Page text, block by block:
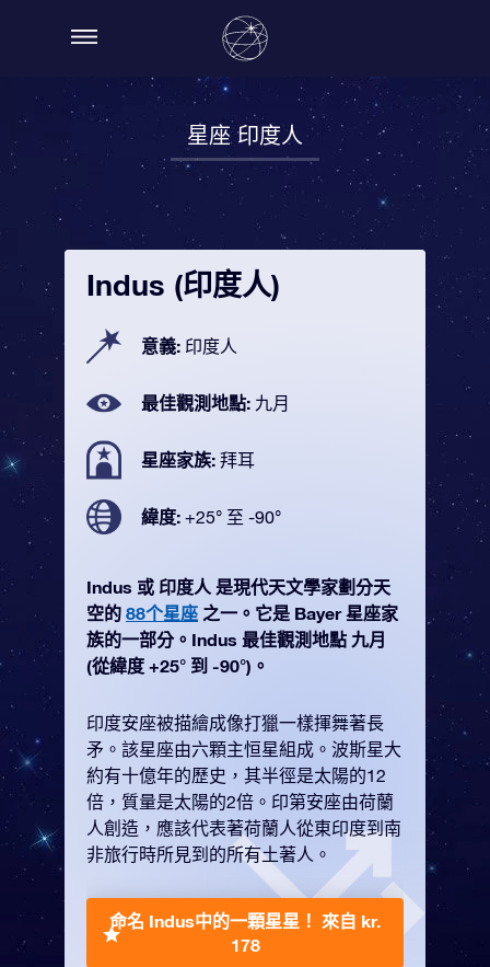
星座 印度人
Indus (印度人)
意義: 印度人
最佳觀測地點: 九月
星座家族: 拜耳
緯度: +25° 至 -90°
Indus 或 印度人 是現代天文學家劃分天
空的 88个星座 之一。它是 Bayer 星座家
族的一部分。Indus 最佳觀測地點 九月
(從緯度 +25° 到 -90°)。
印度安座被描繪成像打獵一樣揮舞著長
矛。該星座由六顆主恒星組成。波斯星大
約有十億年的歷史，其半徑是太陽的12
倍，質量是太陽的2倍。印第安座由荷蘭
人創造，應該代表著荷蘭人從東印度到南
非旅行時所見到的所有土著人。
命名 Indus中的一顆星星！ 來自 kr.
178